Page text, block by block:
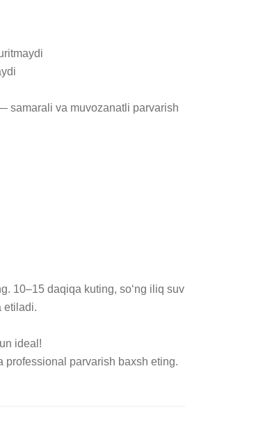
samarali va muvozanatli parvarish
10–15 daqiqa kuting, so‘ng iliq suv
etiladi.
ideal!
parvarish baxsh eting.